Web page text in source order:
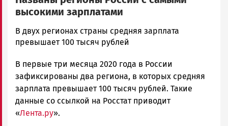
высокими зарплатами
Юрий
Каулио
Петрозаводска
и
Карелии
|
Петрозаводск
ГОВОРИТ
В двух регионах страны средняя зарплата
превышает 100 тысяч рублей
В первые три месяца 2020 года в России
зафиксированы два региона, в которых средняя
зарплата превышает 100 тысяч рублей. Такие
данные со ссылкой на Росстат приводит
«Лента.ру».